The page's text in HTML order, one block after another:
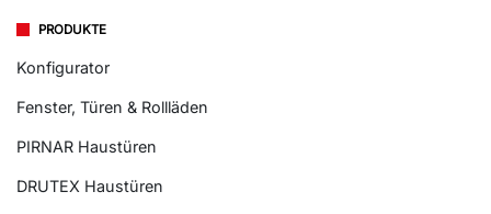
PRODUKTE
Konfigurator
Fenster, Türen & Rollläden
PIRNAR Haustüren
DRUTEX Haustüren